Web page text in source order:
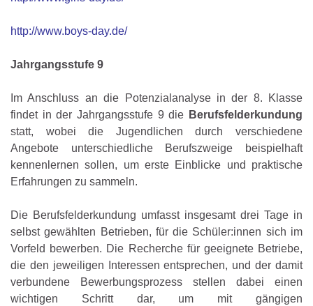
http://www.boys-day.de/
Jahrgangsstufe 9
Im Anschluss an die Potenzialanalyse in der 8. Klasse
findet in der Jahrgangsstufe 9 die Berufsfelderkundung
statt, wobei die Jugendlichen durch verschiedene
Angebote unterschiedliche Berufszweige beispielhaft
kennenlernen sollen, um erste Einblicke und praktische
Erfahrungen zu sammeln.
Die Berufsfelderkundung umfasst insgesamt drei Tage in
selbst gewählten Betrieben, für die Schüler:innen sich im
Vorfeld bewerben. Die Recherche für geeignete Betriebe,
die den jeweiligen Interessen entsprechen, und der damit
verbundene Bewerbungsprozess stellen dabei einen
wichtigen Schritt dar, um mit gängigen